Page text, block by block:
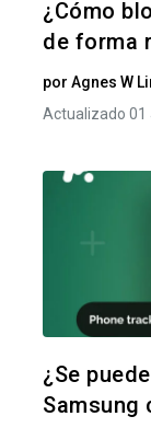
¿Cómo
de forma
por Agnes W
Actualizado 01
¿Se
Samsung